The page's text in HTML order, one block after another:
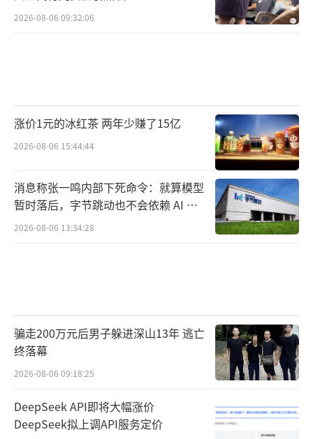
2026-08-06 09:32:06
涨价1元的冰红茶 两年少赚了15亿
2026-08-06 15:44:44
消息称张一鸣内部下死命令：就算模型
暂时落后，字节跳动也不会依赖 AI 蒸
馏技术
2026-08-06 13:34:28
骗走200万元后男子躲进深山13年 逃亡
终落幕
2026-08-06 09:18:25
DeepSeek API即将大幅涨价
DeepSeek拟上调API服务定价